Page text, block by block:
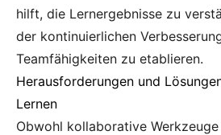
hilft, die Lernergebnisse zu
der kontinuierlichen
Teamfähigkeiten zu etablieren.
Herausforderungen und
Lernen
Obwohl kollaborative